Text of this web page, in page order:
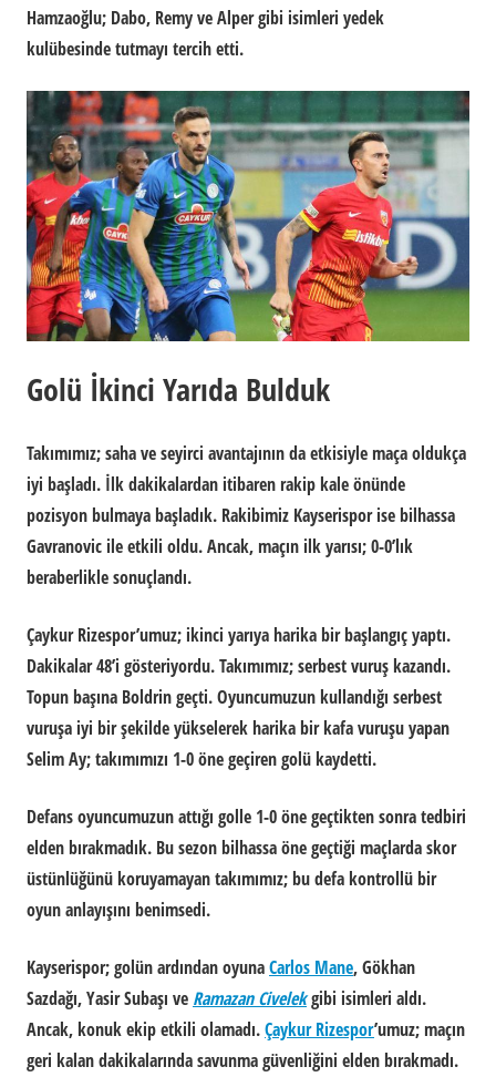
Hamzaoğlu; Dabo, Remy ve Alper gibi isimleri yedek
kulübesinde tutmayı tercih etti.
Golü İkinci Yarıda Bulduk
Takımımız; saha ve seyirci avantajının da etkisiyle maça oldukça
iyi başladı. İlk dakikalardan itibaren rakip kale önünde
pozisyon bulmaya başladık. Rakibimiz Kayserispor ise bilhassa
Gavranovic ile etkili oldu. Ancak, maçın ilk yarısı; 0-0’lık
beraberlikle sonuçlandı.
Çaykur Rizespor’umuz; ikinci yarıya harika bir başlangıç yaptı.
Dakikalar 48’i gösteriyordu. Takımımız; serbest vuruş kazandı.
Topun başına Boldrin geçti. Oyuncumuzun kullandığı serbest
vuruşa iyi bir şekilde yükselerek harika bir kafa vuruşu yapan
Selim Ay; takımımızı 1-0 öne geçiren golü kaydetti.
Defans oyuncumuzun attığı golle 1-0 öne geçtikten sonra tedbiri
elden bırakmadık. Bu sezon bilhassa öne geçtiği maçlarda skor
üstünlüğünü koruyamayan takımımız; bu defa kontrollü bir
oyun anlayışını benimsedi.
Kayserispor; golün ardından oyunaCarlos Mane, Gökhan
Sazdağı, Yasir Subaşı ve Ramazan Civelekgibi isimleri aldı.
Ancak, konuk ekip etkili olamadı.Çaykur Rizespor’umuz; maçın
geri kalan dakikalarında savunma güvenliğini elden bırakmadı.